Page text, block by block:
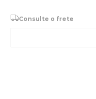
Consulte o frete